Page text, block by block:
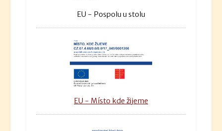
EU - Pospolu u stolu
EU - Místo kde žijeme